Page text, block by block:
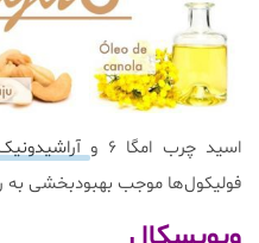
اسید چرب امگا ۶ و
فولیکول‌ها موجب بهبودبخشی